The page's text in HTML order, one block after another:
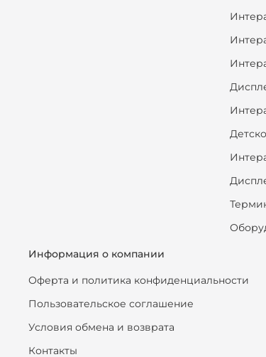
Информация о компании
Оферта и политика конфиденциальности
Пользовательское соглашение
Условия обмена и возврата
Контакты